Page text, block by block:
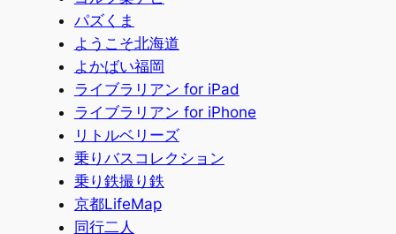
パズくま
ようこそ北海道
よかばい福岡
ライブラリアン for iPad
ライブラリアン for iPhone
リトルベリーズ
乗りバスコレクション
乗り鉄撮り鉄
京都LifeMap
同行二人